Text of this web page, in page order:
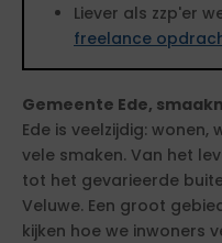
Liever als zzp'er
freelance
Gemeente Ede,
Ede is veelzijdig: wonen,
vele smaken. Van het
tot het gevarieerde
Veluwe. Een groot
kijken hoe we inwoners